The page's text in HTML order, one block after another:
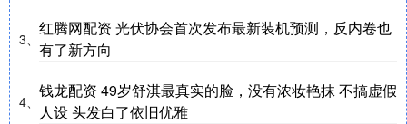
3、
红腾网配资 光伏协会首次发布最新装机预测，反内卷也
有了新方向
4、
钱龙配资 49岁舒淇最真实的脸，没有浓妆艳抹 不搞虚假
人设 头发白了依旧优雅